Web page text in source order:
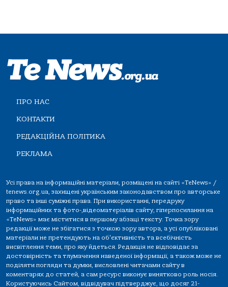
ПРО НАС
КОНТАКТИ
РЕДАКЦІЙНА ПОЛІТИКА
РЕКЛАМА
Усі права на інформаційні матеріали, розміщені на сайті «TeNews» /
tenews.org.ua, захищені українським законодавством про авторське
право та інші суміжні права. При використанні, передруку
інформаційних та фото-,відеоматеріалів сайту, гіперпосилання на
«TeNews» має міститися в першому абзаці тексту. Точка зору
редакції може не збігатися з точкою зору автора, а усі опубліковані
матеріали не претендують на об'єктивність та всебічність
висвітлення теми, про яку йдеться. Редакція не відповідає за
достовірність та тлумачення наведеної інформації, а також може не
поділяти погляди та думки, висловлені читачами сайту в
коментарях до статей, а сам ресурс виконує винятково роль носія.
Користуючись Сайтом, відвідувач підтверджує, що досяг 21-